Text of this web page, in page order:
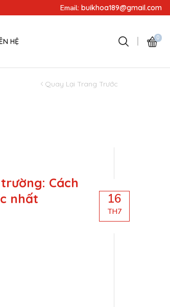
Miễn phí lắp đặt - Miễn phí
Email:buikhoa189@gmail.com
HỆ 0
Quay Lại Trang Trước
Cách
nhất
16
TH7